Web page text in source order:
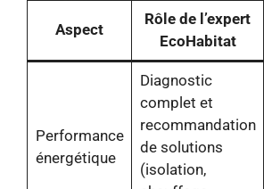
Aspect
Rôle de l’expert
EcoHabitat
Performance
énergétique
Diagnostic
complet et
recommandation
de solutions
(isolation,